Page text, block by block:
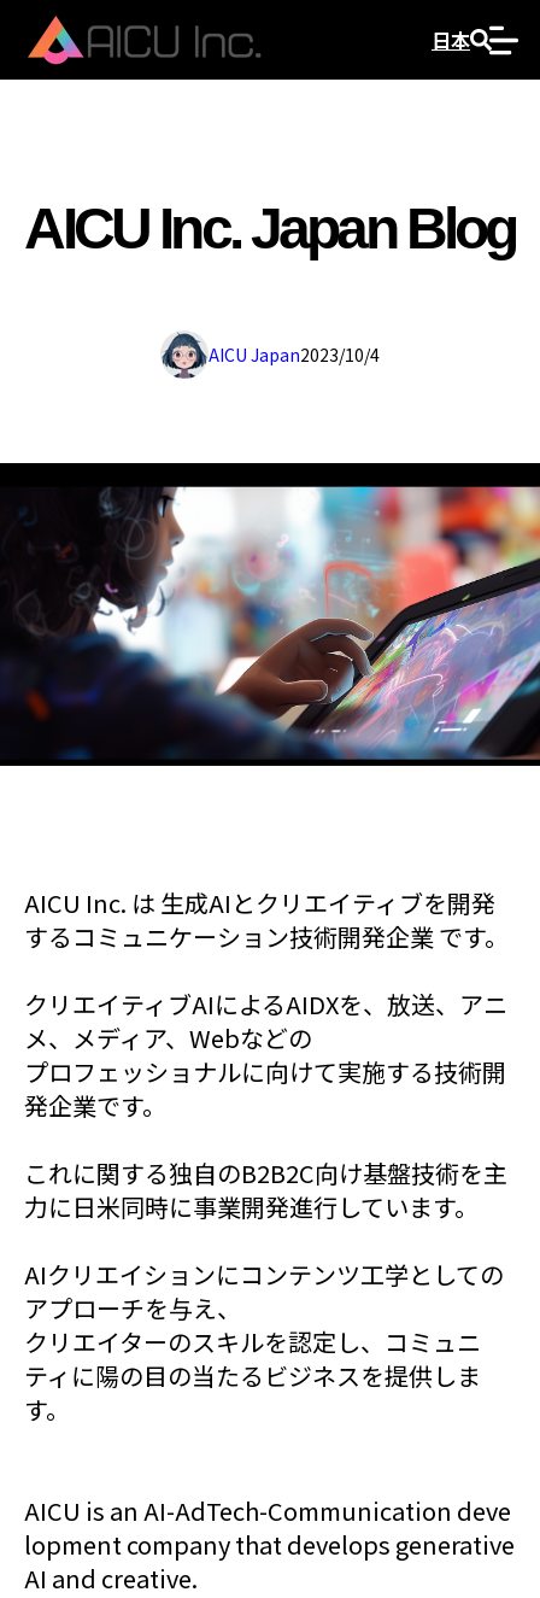
日本
AICU Inc. Japan Blog
2023/10/4
AICU Japan
AICU Inc. は 生成AIとクリエイティブを開発
するコミュニケーション技術開発企業 です。
クリエイティブAIによるAIDXを、放送、アニ
メ、メディア、Webなどの
プロフェッショナルに向けて実施する技術開
発企業です。
これに関する独自のB2B2C向け基盤技術を主
力に日米同時に事業開発進行しています。
AIクリエイションにコンテンツ工学としての
アプローチを与え、
クリエイターのスキルを認定し、コミュニ
ティに陽の目の当たるビジネスを提供しま
す。
AICU is an AI-AdTech-Communication deve
lopment company that develops generative
AI and creative.